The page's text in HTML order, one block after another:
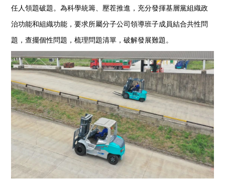
任人領題破題。為科學統籌、壓茬推進，充分發揮基層黨組織政
治功能和組織功能，要求所屬分子公司領導班子成員結合共性問
題，查擺個性問題，梳理問題清單，破解發展難題。